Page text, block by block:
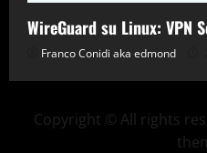
WireGuard su Linux: VPN
Franco Conidi aka edmond
Copyright © All rights